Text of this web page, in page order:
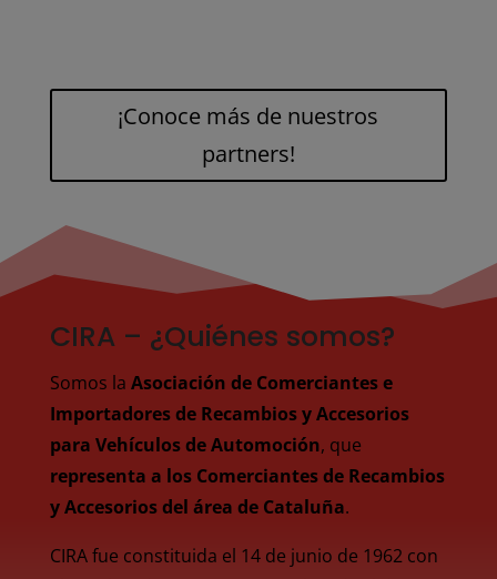
¡Conoce más de nuestros
partners!
CIRA – ¿Quiénes somos?
Somos la Asociación de Comerciantes e
Importadores de Recambios y Accesorios
para Vehículos de Automoción, que
representa a los Comerciantes de Recambios
y Accesorios del área de Cataluña.
CIRA fue constituida el 14 de junio de 1962 con